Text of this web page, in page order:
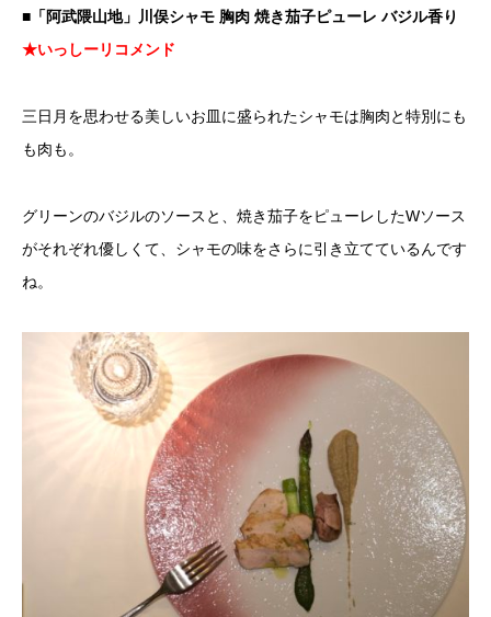
■「阿武隈山地」川俣シャモ 胸肉 焼き茄子ピューレ バジル香り
★いっしーリコメンド
三日月を思わせる美しいお皿に盛られたシャモは胸肉と特別にも
も肉も。
グリーンのバジルのソースと、焼き茄子をピューレしたWソース
がそれぞれ優しくて、シャモの味をさらに引き立てているんです
ね。